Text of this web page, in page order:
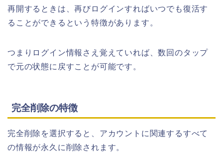
再開するときは、再びログインすればいつでも復活す
ることができるという特徴があります。
つまりログイン情報さえ覚えていれば、数回のタップ
で元の状態に戻すことが可能です。
完全削除の特徴
完全削除を選択すると、アカウントに関連するすべて
の情報が永久に削除されます。